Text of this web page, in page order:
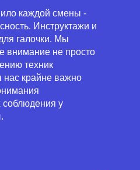
каждой смены -
Инструктажи и
галочки. Мы
внимание не просто
техник
нас крайне важно
соблюдения у